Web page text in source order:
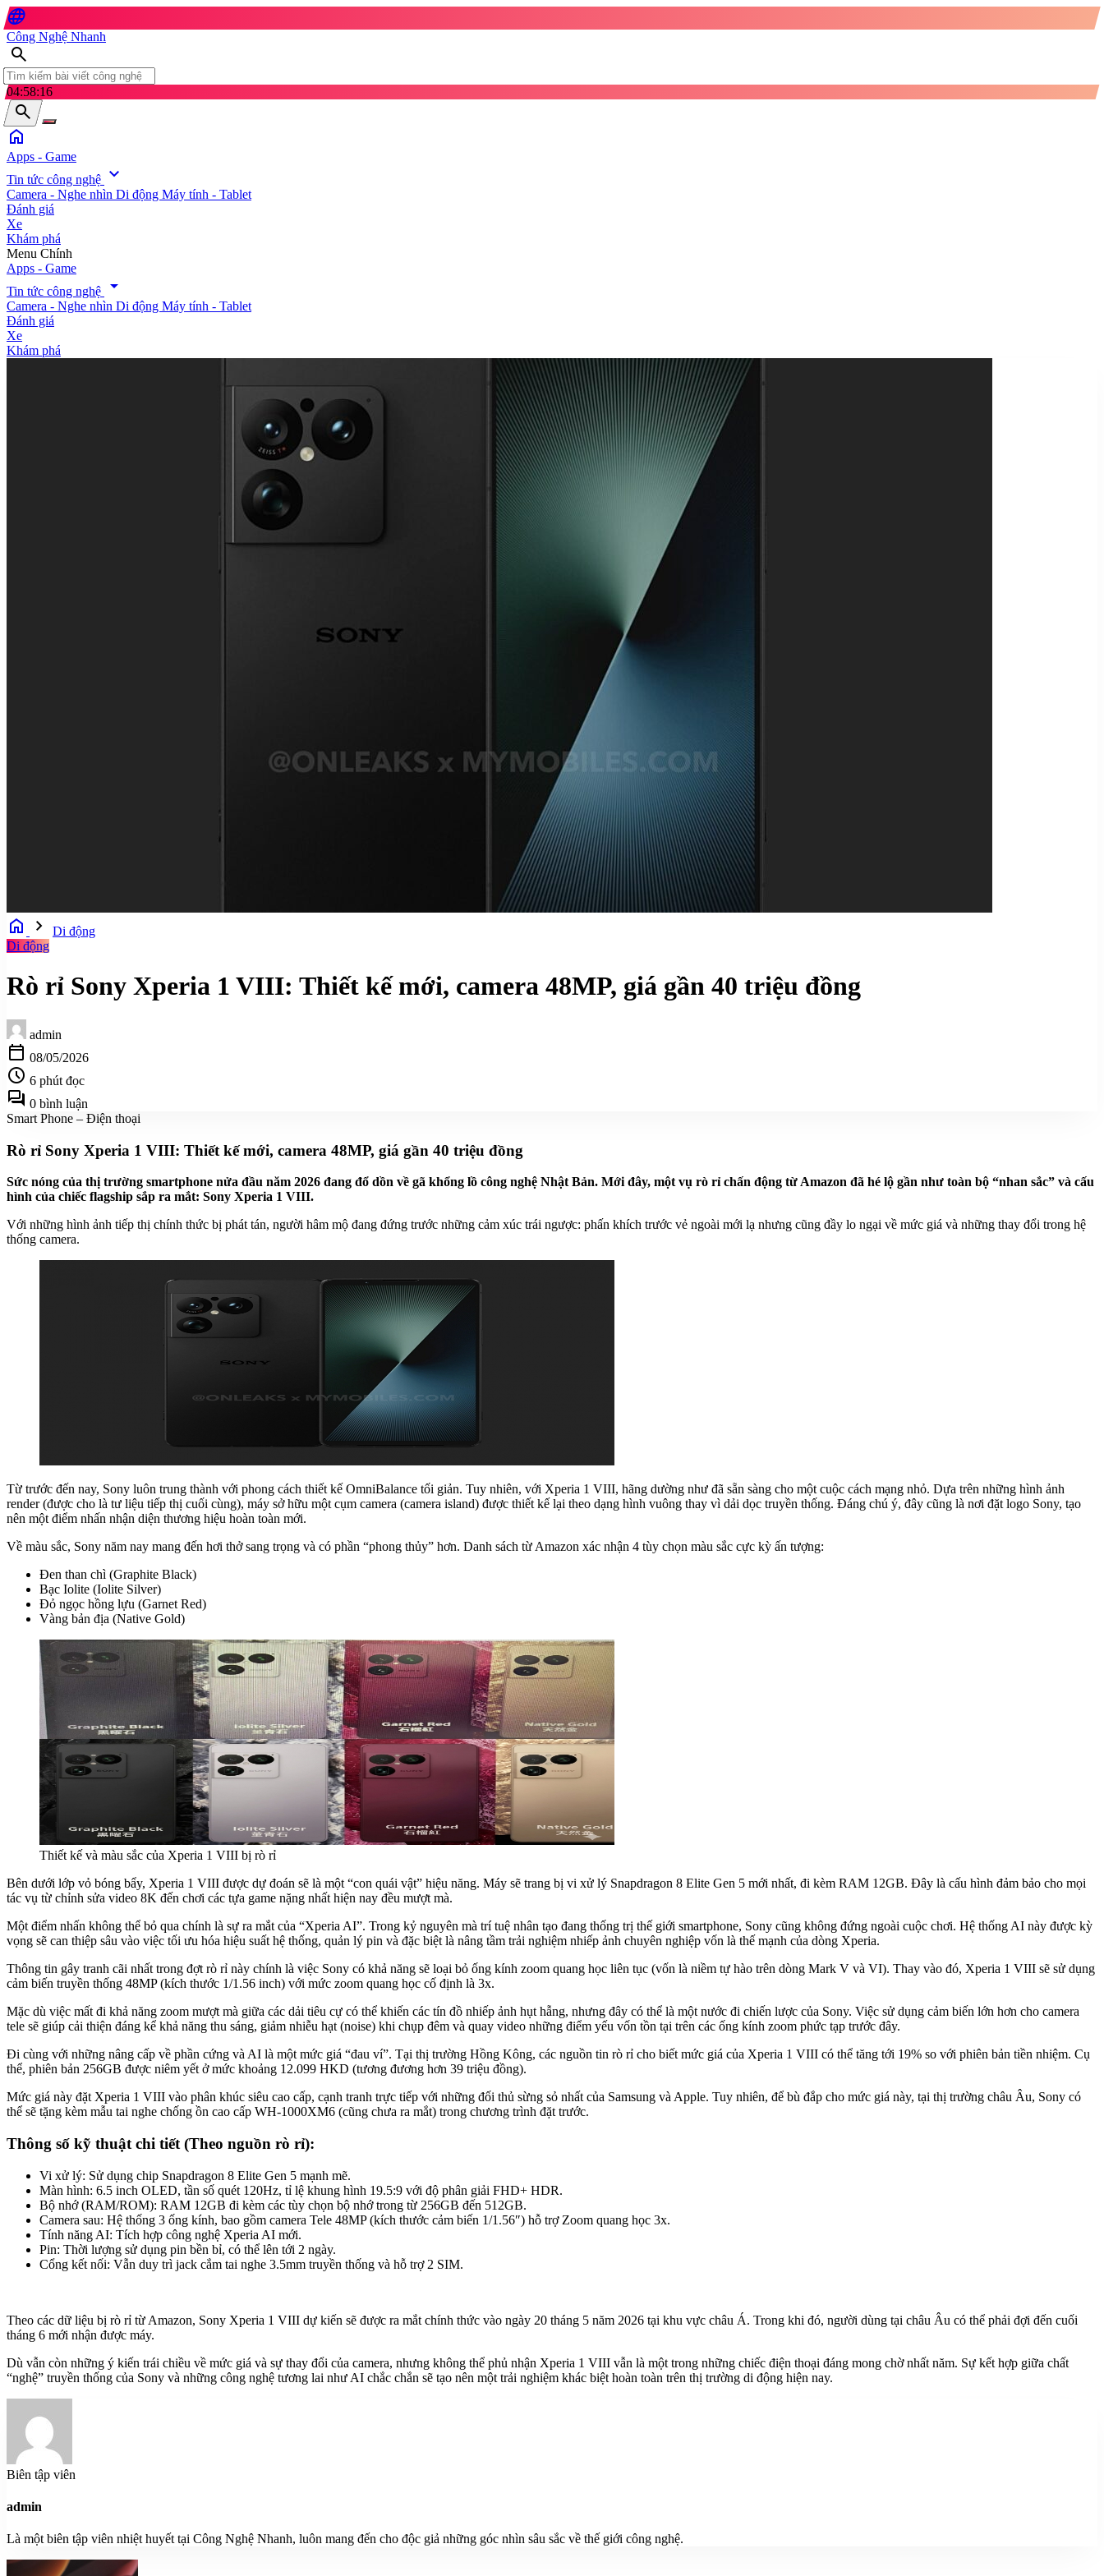
language
Công Nghệ Nhanh
search
04:58:17
search
home
Apps - Game
Tin tức công nghệ expand_more
Camera - Nghe nhìn Di động Máy tính - Tablet
Đánh giá
Xe
Khám phá
search
Menu Chính
Apps - Game
Tin tức công nghệ
arrow_drop_down
Camera - Nghe nhìn Di động Máy tính - Tablet
Đánh giá
Xe
Khám phá
home chevron_right
Di động
Di động
Rò rỉ Sony Xperia 1 VIII: Thiết kế mới, camera 48MP, giá gần 40 triệu đồng
admin
calendar_today 08/05/2026
schedule 6 phút đọc
forum 0 bình luận
Smart Phone – Điện thoại
Rò rỉ Sony Xperia 1 VIII: Thiết kế mới, camera 48MP, giá gần 40 triệu đồng
Sức nóng của thị trường smartphone nửa đầu năm 2026 đang đổ dồn về gã khổng lồ công nghệ Nhật Bản. Mới đây, một vụ rò rỉ chấn động từ Amazon đã hé lộ gần như toàn bộ “nhan sắc” và cấu
hình của chiếc flagship sắp ra mắt: Sony Xperia 1 VIII.
Với những hình ảnh tiếp thị chính thức bị phát tán, người hâm mộ đang đứng trước những cảm xúc trái ngược: phấn khích trước vẻ ngoài mới lạ nhưng cũng đầy lo ngại về mức giá và những thay đổi trong hệ
thống camera.
Từ trước đến nay, Sony luôn trung thành với phong cách thiết kế OmniBalance tối giản. Tuy nhiên, với Xperia 1 VIII, hãng dường như đã sẵn sàng cho một cuộc cách mạng nhỏ. Dựa trên những hình ảnh
render (được cho là tư liệu tiếp thị cuối cùng), máy sở hữu một cụm camera (camera island) được thiết kế lại theo dạng hình vuông thay vì dải dọc truyền thống. Đáng chú ý, đây cũng là nơi đặt logo Sony, tạo
nên một điểm nhấn nhận diện thương hiệu hoàn toàn mới.
Về màu sắc, Sony năm nay mang đến hơi thở sang trọng và có phần “phong thủy” hơn. Danh sách từ Amazon xác nhận 4 tùy chọn màu sắc cực kỳ ấn tượng:
Đen than chì (Graphite Black)
Bạc Iolite (Iolite Silver)
Đỏ ngọc hồng lựu (Garnet Red)
Vàng bản địa (Native Gold)
Thiết kế và màu sắc của Xperia 1 VIII bị rò rỉ
Bên dưới lớp vỏ bóng bẩy, Xperia 1 VIII được dự đoán sẽ là một “con quái vật” hiệu năng. Máy sẽ trang bị vi xử lý Snapdragon 8 Elite Gen 5 mới nhất, đi kèm RAM 12GB. Đây là cấu hình đảm bảo cho mọi
tác vụ từ chỉnh sửa video 8K đến chơi các tựa game nặng nhất hiện nay đều mượt mà.
Một điểm nhấn không thể bỏ qua chính là sự ra mắt của “Xperia AI”. Trong kỷ nguyên mà trí tuệ nhân tạo đang thống trị thế giới smartphone, Sony cũng không đứng ngoài cuộc chơi. Hệ thống AI này được kỳ
vọng sẽ can thiệp sâu vào việc tối ưu hóa hiệu suất hệ thống, quản lý pin và đặc biệt là nâng tầm trải nghiệm nhiếp ảnh chuyên nghiệp vốn là thế mạnh của dòng Xperia.
Thông tin gây tranh cãi nhất trong đợt rò rỉ này chính là việc Sony có khả năng sẽ loại bỏ ống kính zoom quang học liên tục (vốn là niềm tự hào trên dòng Mark V và VI). Thay vào đó, Xperia 1 VIII sẽ sử dụng
cảm biến truyền thống 48MP (kích thước 1/1.56 inch) với mức zoom quang học cố định là 3x.
Mặc dù việc mất đi khả năng zoom mượt mà giữa các dải tiêu cự có thể khiến các tín đồ nhiếp ảnh hụt hẫng, nhưng đây có thể là một nước đi chiến lược của Sony. Việc sử dụng cảm biến lớn hơn cho camera
tele sẽ giúp cải thiện đáng kể khả năng thu sáng, giảm nhiễu hạt (noise) khi chụp đêm và quay video những điểm yếu vốn tồn tại trên các ống kính zoom phức tạp trước đây.
Đi cùng với những nâng cấp về phần cứng và AI là một mức giá “đau ví”. Tại thị trường Hồng Kông, các nguồn tin rò rỉ cho biết mức giá của Xperia 1 VIII có thể tăng tới 19% so với phiên bản tiền nhiệm. Cụ
thể, phiên bản 256GB được niêm yết ở mức khoảng 12.099 HKD (tương đương hơn 39 triệu đồng).
Mức giá này đặt Xperia 1 VIII vào phân khúc siêu cao cấp, cạnh tranh trực tiếp với những đối thủ sừng sỏ nhất của Samsung và Apple. Tuy nhiên, để bù đắp cho mức giá này, tại thị trường châu Âu, Sony có
thể sẽ tặng kèm mẫu tai nghe chống ồn cao cấp WH-1000XM6 (cũng chưa ra mắt) trong chương trình đặt trước.
Thông số kỹ thuật chi tiết (Theo nguồn rò rỉ):
Vi xử lý: Sử dụng chip Snapdragon 8 Elite Gen 5 mạnh mẽ.
Màn hình: 6.5 inch OLED, tần số quét 120Hz, tỉ lệ khung hình 19.5:9 với độ phân giải FHD+ HDR.
Bộ nhớ (RAM/ROM): RAM 12GB đi kèm các tùy chọn bộ nhớ trong từ 256GB đến 512GB.
Camera sau: Hệ thống 3 ống kính, bao gồm camera Tele 48MP (kích thước cảm biến 1/1.56″) hỗ trợ Zoom quang học 3x.
Tính năng AI: Tích hợp công nghệ Xperia AI mới.
Pin: Thời lượng sử dụng pin bền bỉ, có thể lên tới 2 ngày.
Cổng kết nối: Vẫn duy trì jack cắm tai nghe 3.5mm truyền thống và hỗ trợ 2 SIM.
Theo các dữ liệu bị rò rỉ từ Amazon, Sony Xperia 1 VIII dự kiến sẽ được ra mắt chính thức vào ngày 20 tháng 5 năm 2026 tại khu vực châu Á. Trong khi đó, người dùng tại châu Âu có thể phải đợi đến cuối
tháng 6 mới nhận được máy.
Dù vẫn còn những ý kiến trái chiều về mức giá và sự thay đổi của camera, nhưng không thể phủ nhận Xperia 1 VIII vẫn là một trong những chiếc điện thoại đáng mong chờ nhất năm. Sự kết hợp giữa chất
“nghệ” truyền thống của Sony và những công nghệ tương lai như AI chắc chắn sẽ tạo nên một trải nghiệm khác biệt hoàn toàn trên thị trường di động hiện nay.
Biên tập viên
admin
Là một biên tập viên nhiệt huyết tại Công Nghệ Nhanh, luôn mang đến cho độc giả những góc nhìn sâu sắc về thế giới công nghệ.